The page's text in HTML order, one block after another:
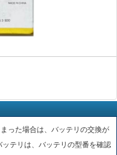
った場合は、バッテリの交換が
テリは、バッテリの型番を確認